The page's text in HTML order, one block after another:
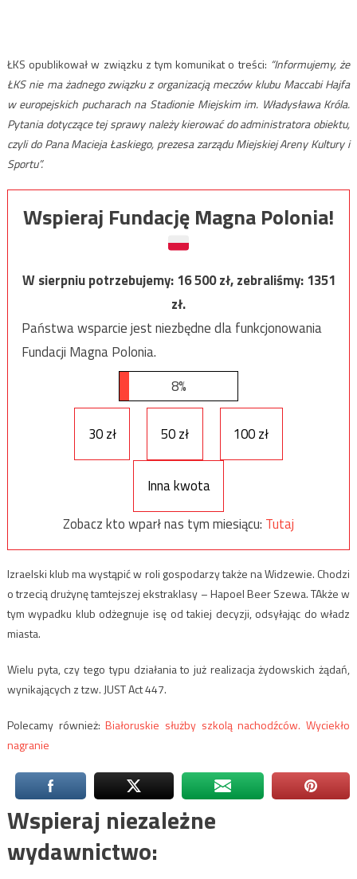
ŁKS opublikował w związku z tym komunikat o treści: “Informujemy, że
ŁKS nie ma żadnego związku z organizacją meczów klubu Maccabi Hajfa
w europejskich pucharach na Stadionie Miejskim im. Władysława Króla.
Pytania dotyczące tej sprawy należy kierować do administratora obiektu,
czyli do Pana Macieja Łaskiego, prezesa zarządu Miejskiej Areny Kultury i
Sportu”.
Wspieraj Fundację Magna Polonia!
W sierpniu potrzebujemy:16 500zł, zebraliśmy:1351
zł.
Państwa wsparcie jest niezbędne dla funkcjonowania
Fundacji Magna Polonia.
8%
30 zł 50 zł 100 zł
Inna kwota
Zobacz kto wparł nas tym miesiącu: Tutaj
Izraelski klub ma wystąpić w roli gospodarzy także na Widzewie. Chodzi
o trzecią drużynę tamtejszej ekstraklasy – Hapoel Beer Szewa. TAkże w
tym wypadku klub odżegnuje isę od takiej decyzji, odsyłając do władz
miasta.
Wielu pyta, czy tego typu działania to już realizacja żydowskich żądań,
wynikających z tzw. JUST Act 447.
Polecamy również:Białoruskie służby szkolą nachodźców. Wyciekło
nagranie
Wspieraj niezależne
wydawnictwo: